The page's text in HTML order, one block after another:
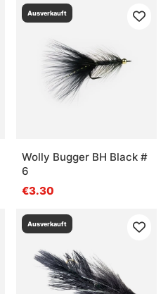
Ausverkauft
Wolly Bugger BH Black #
6
€3.30
Ausverkauft